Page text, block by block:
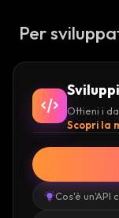
Per
Ottieni i
Scopri la
Cos'è un'API